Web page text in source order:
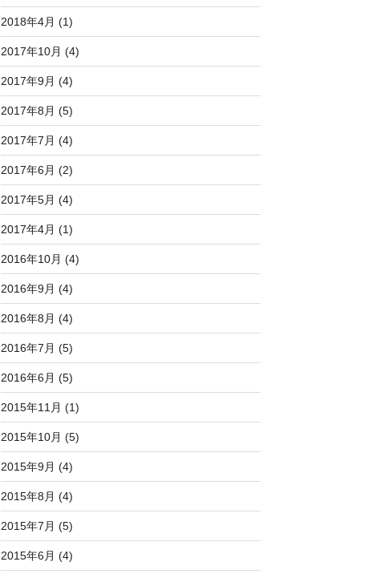
2018年4月 (1)
2017年10月 (4)
2017年9月 (4)
2017年8月 (5)
2017年7月 (4)
2017年6月 (2)
2017年5月 (4)
2017年4月 (1)
2016年10月 (4)
2016年9月 (4)
2016年8月 (4)
2016年7月 (5)
2016年6月 (5)
2015年11月 (1)
2015年10月 (5)
2015年9月 (4)
2015年8月 (4)
2015年7月 (5)
2015年6月 (4)